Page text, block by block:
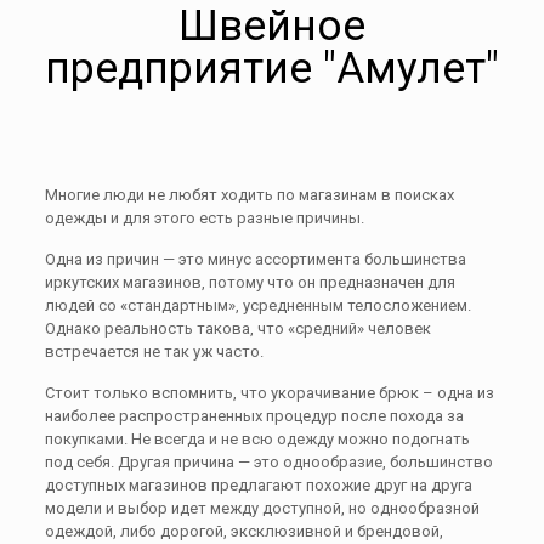
Швейное
предприятие "Амулет"
Многие люди не любят ходить по магазинам в поисках
одежды и для этого есть разные причины.
Одна из причин — это минус ассортимента большинства
иркутских магазинов, потому что он предназначен для
людей со «стандартным», усредненным телосложением.
Однако реальность такова, что «средний» человек
встречается не так уж часто.
Стоит только вспомнить, что укорачивание брюк – одна из
наиболее распространенных процедур после похода за
покупками. Не всегда и не всю одежду можно подогнать
под себя. Другая причина — это однообразие, большинство
доступных магазинов предлагают похожие друг на друга
модели и выбор идет между доступной, но однообразной
одеждой, либо дорогой, эксклюзивной и брендовой,